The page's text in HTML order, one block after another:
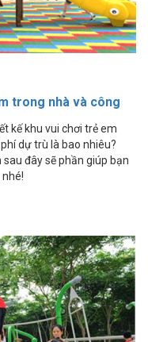
trong nhà và công
kế khu vui chơi trẻ em
dự trù là bao nhiêu?
đây sẽ phần giúp bạn